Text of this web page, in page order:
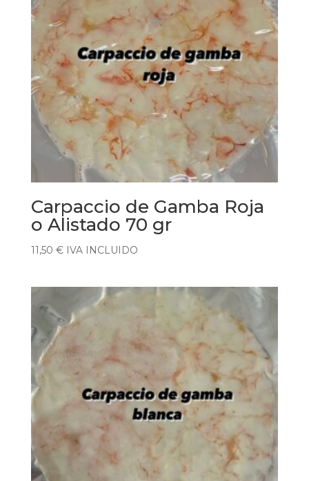
Carpaccio de Gamba Roja
o Alistado 70 gr
11,50 € IVA INCLUIDO